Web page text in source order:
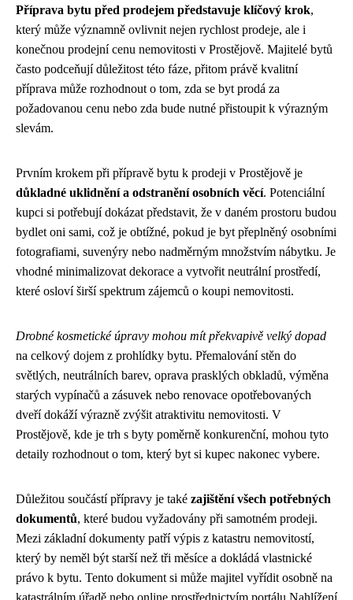
Příprava bytu před prodejem představuje klíčový krok,
který může významně ovlivnit nejen rychlost prodeje, ale i
konečnou prodejní cenu nemovitosti v Prostějově. Majitelé bytů
často podceňují důležitost této fáze, přitom právě kvalitní
příprava může rozhodnout o tom, zda se byt prodá za
požadovanou cenu nebo zda bude nutné přistoupit k výrazným
slevám.
Prvním krokem při přípravě bytu k prodeji v Prostějově je
důkladné uklidnění a odstranění osobních věcí. Potenciální
kupci si potřebují dokázat představit, že v daném prostoru budou
bydlet oni sami, což je obtížné, pokud je byt přeplněný osobními
fotografiami, suvenýry nebo nadměrným množstvím nábytku. Je
vhodné minimalizovat dekorace a vytvořit neutrální prostředí,
které osloví širší spektrum zájemců o koupi nemovitosti.
Drobné kosmetické úpravy mohou mít překvapivě velký dopad
na celkový dojem z prohlídky bytu. Přemalování stěn do
světlých, neutrálních barev, oprava prasklých obkladů, výměna
starých vypínačů a zásuvek nebo renovace opotřebovaných
dveří dokáží výrazně zvýšit atraktivitu nemovitosti. V
Prostějově, kde je trh s byty poměrně konkurenční, mohou tyto
detaily rozhodnout o tom, který byt si kupec nakonec vybere.
Důležitou součástí přípravy je také zajištění všech potřebných
dokumentů, které budou vyžadovány při samotném prodeji.
Mezi základní dokumenty patří výpis z katastru nemovitostí,
který by neměl být starší než tři měsíce a dokládá vlastnické
právo k bytu. Tento dokument si může majitel vyřídit osobně na
katastrálním úřadě nebo online prostřednictvím portálu Nahlížení